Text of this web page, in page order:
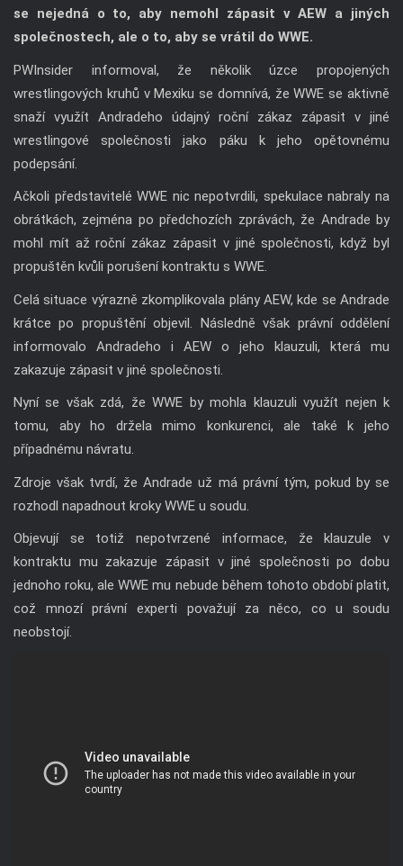
se nejedná o to, aby nemohl zápasit v AEW a jiných
společnostech, ale o to, aby se vrátil do WWE.
PWInsider informoval, že několik úzce propojených
wrestlingových kruhů v Mexiku se domnívá, že WWE se aktivně
snaží využít Andradeho údajný roční zákaz zápasit v jiné
wrestlingové společnosti jako páku k jeho opětovnému
podepsání.
Ačkoli představitelé WWE nic nepotvrdili, spekulace nabraly na
obrátkách, zejména po předchozích zprávách, že Andrade by
mohl mít až roční zákaz zápasit v jiné společnosti, když byl
propuštěn kvůli porušení kontraktu s WWE.
Celá situace výrazně zkomplikovala plány AEW, kde se Andrade
krátce po propuštění objevil. Následně však právní oddělení
informovalo Andradeho i AEW o jeho klauzuli, která mu
zakazuje zápasit v jiné společnosti.
Nyní se však zdá, že WWE by mohla klauzuli využít nejen k
tomu, aby ho držela mimo konkurenci, ale také k jeho
případnému návratu.
Zdroje však tvrdí, že Andrade už má právní tým, pokud by se
rozhodl napadnout kroky WWE u soudu.
Objevují se totiž nepotvrzené informace, že klauzule v
kontraktu mu zakazuje zápasit v jiné společnosti po dobu
jednoho roku, ale WWE mu nebude během tohoto období platit,
což mnozí právní experti považují za něco, co u soudu
neobstojí.